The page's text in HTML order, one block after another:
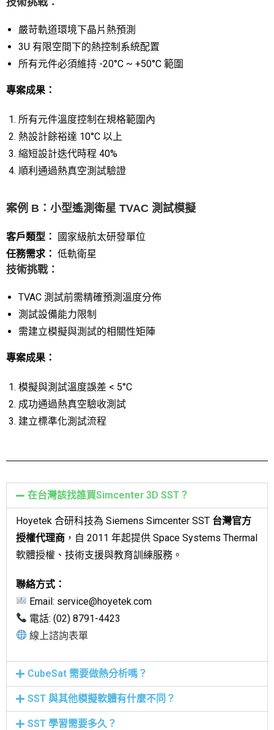
嚴苛軌道環境下晶片熱預測
3U 有限空間下的熱控制系統配置
所有元件必須維持 -20°C ~ +50°C 範圍
專案成果：
所有元件溫度控制在規格範圍內
熱設計餘裕達 10°C 以上
縮短設計迭代時程 40%
順利通過熱真空測試驗證
案例 B：小型遙測衛星 TVAC 測試模擬
客戶類型：
國家級航太研發單位
任務需求： 低軌衛星
技術挑戰：
TVAC 測試前需精確預測溫度分佈
測試設備能力限制
需建立模擬與測試的相關性矩陣
專案成果：
模擬與測試溫度誤差 < 5°C
成功通過熱真空驗收測試
建立標準化測試流程
在台灣該找誰買Simcenter 3D SST？
Hoyetek 合研科技為 Siemens Simcenter SST 台灣官方
授權代理商 ，自 2011 年起提供 Space Systems Thermal
軟體授權、技術支援與教育訓練服務。
聯絡方式：
Email: service@hoyetek.com
電話: (02) 8791-4423
線上諮詢表單
CubeSat 需要做熱分析嗎？
SST 與其他模擬軟體有什麼不同？
SST 學習需要多久？